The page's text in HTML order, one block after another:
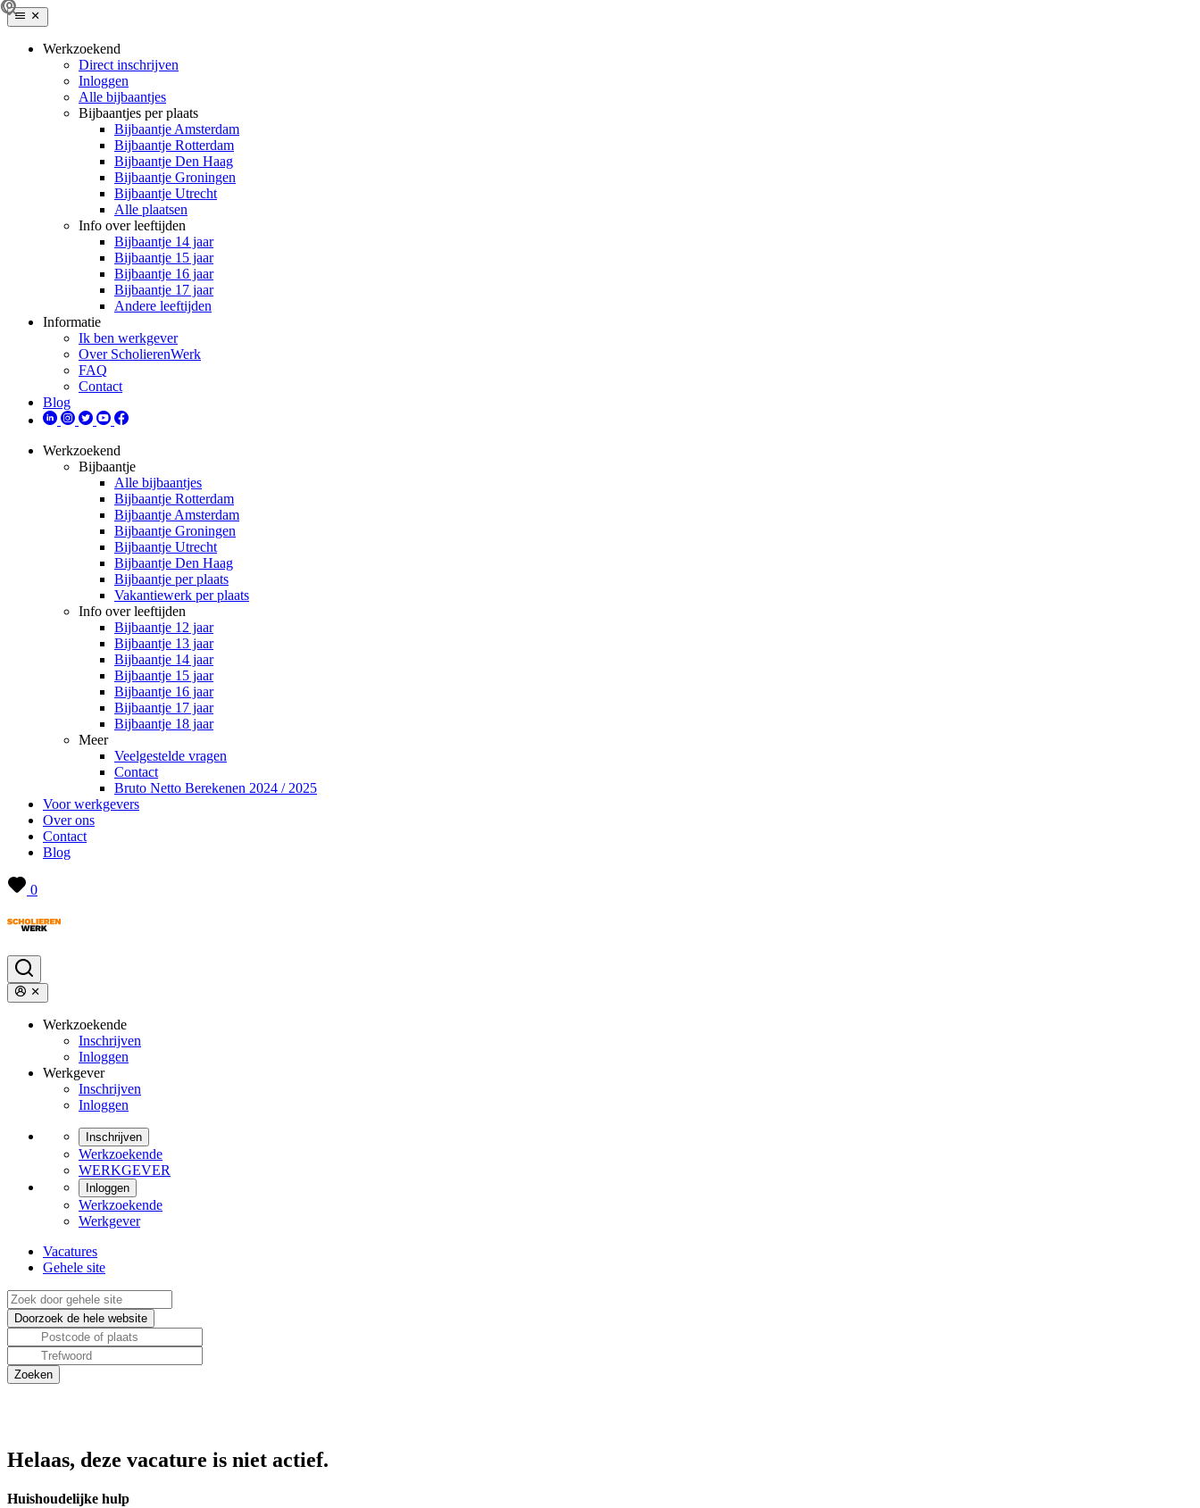
Werkzoekend
Direct inschrijven
Inloggen
Alle bijbaantjes
Bijbaantjes per plaats
Bijbaantje Amsterdam
Bijbaantje Rotterdam
Bijbaantje Den Haag
Bijbaantje Groningen
Bijbaantje Utrecht
Alle plaatsen
Info over leeftijden
Bijbaantje 14 jaar
Bijbaantje 15 jaar
Bijbaantje 16 jaar
Bijbaantje 17 jaar
Andere leeftijden
Informatie
Ik ben werkgever
Over ScholierenWerk
FAQ
Contact
Blog
Werkzoekend
Bijbaantje
Alle bijbaantjes
Bijbaantje Rotterdam
Bijbaantje Amsterdam
Bijbaantje Groningen
Bijbaantje Utrecht
Bijbaantje Den Haag
Bijbaantje per plaats
Vakantiewerk per plaats
Info over leeftijden
Bijbaantje 12 jaar
Bijbaantje 13 jaar
Bijbaantje 14 jaar
Bijbaantje 15 jaar
Bijbaantje 16 jaar
Bijbaantje 17 jaar
Bijbaantje 18 jaar
Meer
Veelgestelde vragen
Contact
Bruto Netto Berekenen 2024 / 2025
Voor werkgevers
Over ons
Contact
Blog
0
Werkzoekende
Inschrijven
Inloggen
Werkgever
Inschrijven
Inloggen
Inschrijven
Werkzoekende
WERKGEVER
Inloggen
Werkzoekende
Werkgever
Vacatures
Gehele site
Helaas, deze vacature is niet actief.
Huishoudelijke hulp